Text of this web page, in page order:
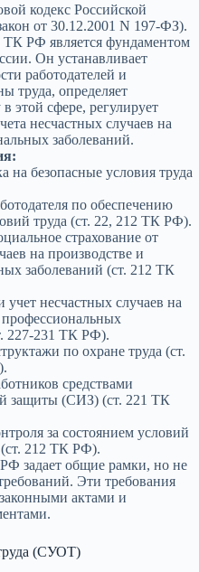
кодекс Российской
от 30.12.2001 N 197-ФЗ).
ТК РФ является фундаментом
Он устанавливает
работодателей и
труда, определяет
этой сфере, регулирует
несчастных случаев на
заболеваний.
на безопасные условия труда
по обеспечению
труда (ст. 22, 212 ТК РФ).
страхование от
на производстве и
заболеваний (ст. 212 ТК
учет несчастных случаев на
227-231 ТК РФ).
по охране труда (ст.
средствами
защиты (СИЗ) (ст. 221 ТК
за состоянием условий
212 ТК РФ).
задает общие рамки, но не
Эти требования
актами и
(СУОТ)